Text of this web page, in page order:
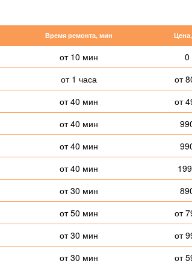
Время ремонта, мин
от 10 мин
0
от 1 часа
от
от 40 мин
от
от 40 мин
от 40 мин
от 40 мин
от 30 мин
от 50 мин
от
от 30 мин
от
от 30 мин
от